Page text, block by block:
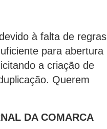
à falta de regras
para abertura
a criação de
Querem
DA COMARCA